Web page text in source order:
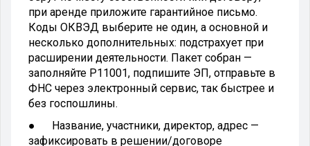
при аренде приложите гарантийное письмо.
Коды ОКВЭД выберите не один, а основной и
несколько дополнительных: подстрахует при
расширении деятельности. Пакет собран —
заполняйте Р11001, подпишите ЭП, отправьте в
ФНС через электронный сервис, так быстрее и
без госпошлины.
● Название, участники, директор, адрес —
зафиксировать в решении/договоре